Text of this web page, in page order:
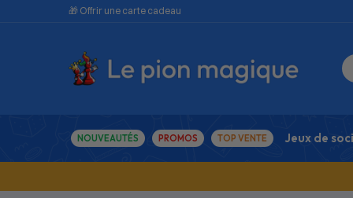
🎁 Offrir une carte cadeau
NOUVEAUTÉS PROMOS TOP VENTE Jeux de